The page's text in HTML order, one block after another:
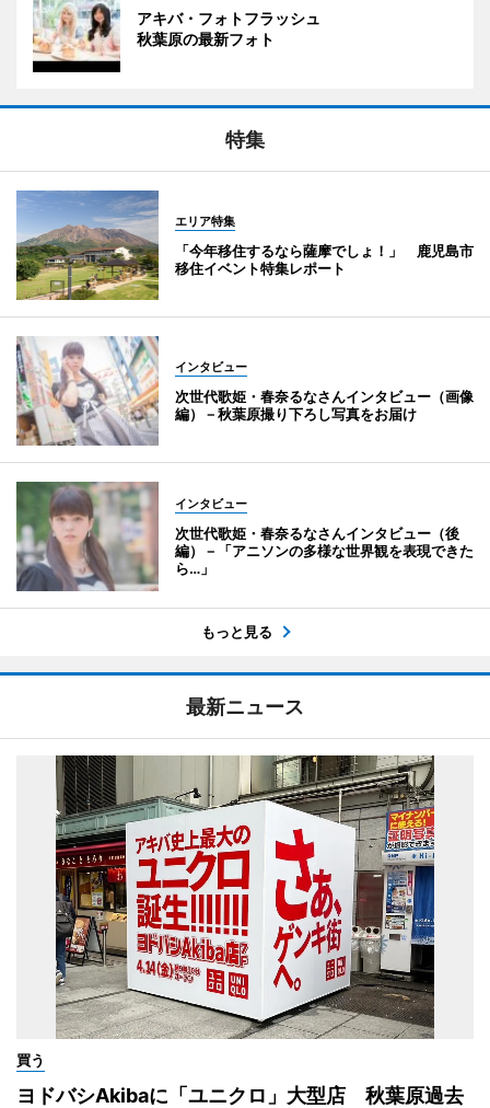
アキバ・フォトフラッシュ
秋葉原の最新フォト
特集
エリア特集
「今年移住するなら薩摩でしょ！」 鹿児島市
移住イベント特集レポート
インタビュー
次世代歌姫・春奈るなさんインタビュー（画像
編）－秋葉原撮り下ろし写真をお届け
インタビュー
次世代歌姫・春奈るなさんインタビュー（後
編）－「アニソンの多様な世界観を表現できた
ら…」
もっと見る
最新ニュース
買う
ヨドバシAkibaに「ユニクロ」大型店 秋葉原過去